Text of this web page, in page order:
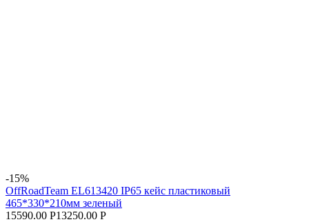
-15%
OffRoadTeam EL613420 IP65 кейс пластиковый
465*330*210мм зеленый
15590.00 Р13250.00 Р